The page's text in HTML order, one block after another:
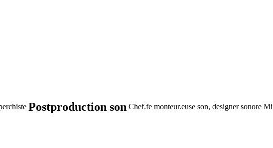
Postproduction son Chef.fe monteur.euse son, designer sonore